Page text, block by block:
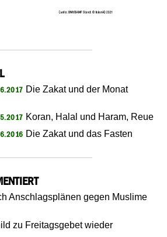
Die Zakat und der Monat
Koran, Halal und Haram, Reue
Die Zakat und das Fasten
Anschlagsplänen gegen Muslime
zu Freitagsgebet wieder